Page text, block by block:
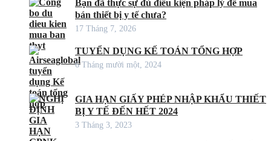
Bạn đã thực sự đủ điều kiện pháp lý để mua
bán thiết bị y tế chưa?
17 Tháng 7, 2026
TUYỂN DỤNG KẾ TOÁN TỔNG HỢP
6 Tháng mười một, 2024
GIA HẠN GIẤY PHÉP NHẬP KHẨU THIẾT
BỊ Y TẾ ĐẾN HẾT 2024
3 Tháng 3, 2023